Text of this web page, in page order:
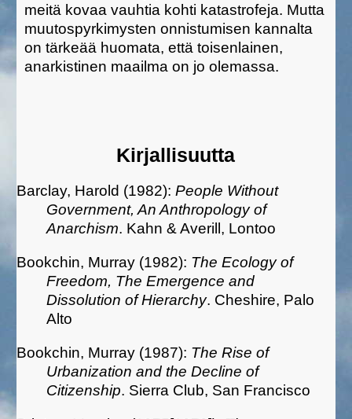
meitä kovaa vauhtia kohti katastrofeja. Mutta
muutospyrkimysten onnistumisen kannalta
on tärkeää huomata, että toisenlainen,
anarkistinen maailma on jo olemassa.
Kirjallisuutta
Barclay, Harold (1982): People Without
Government, An Anthropology of
Anarchism. Kahn & Averill, Lontoo
Bookchin, Murray (1982): The Ecology of
Freedom, The Emergence and
Dissolution of Hierarchy. Cheshire, Palo
Alto
Bookchin, Murray (1987): The Rise of
Urbanization and the Decline of
Citizenship. Sierra Club, San Francisco